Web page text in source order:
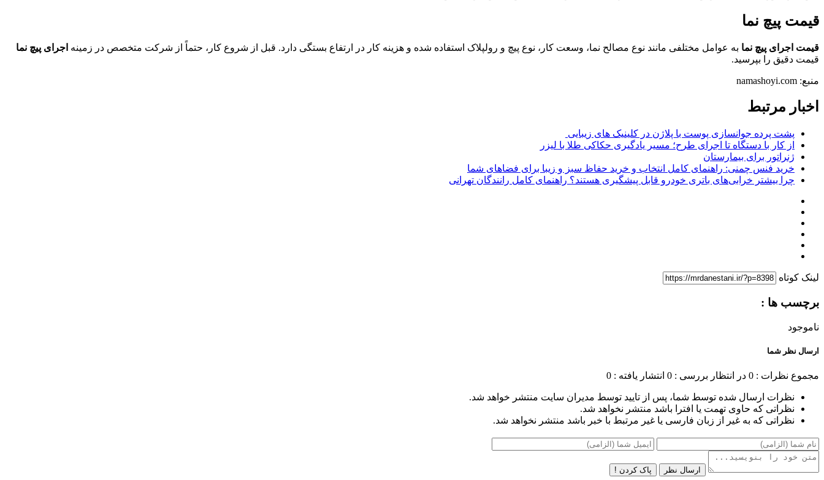
قیمت پیچ نما
قیمت اجرای پیچ نما به عوامل مختلفی مانند نوع مصالح نما، وسعت کار، نوع پیچ و رولپلاک استفاده شده و هزینه کار در ارتفاع بستگی دارد. قبل از شروع کار، حتماً از شرکت متخصص در زمینه اجرای پیچ نما
قیمت دقیق را بپرسید.
منبع: namashoyi.com
اخبار مرتبط
پشت پرده جوانسازی پوست با پلاژن در کلینیک های زیبایی
از کار با دستگاه تا اجرای طرح؛ مسیر یادگیری حکاکی طلا با لیزر
ژنراتور برای بیمارستان
خرید فنس چمنی: راهنمای کامل انتخاب و خرید حفاظ سبز و زیبا برای فضاهای شما
چرا بیشتر خرابی‌های باتری خودرو قابل پیشگیری هستند؟ راهنمای کامل رانندگان تهرانی
لینک کوتاه
برچسب ها :
ناموجود
ارسال نظر شما
مجموع نظرات : 0 در انتظار بررسی : 0 انتشار یافته : 0
نظرات ارسال شده توسط شما، پس از تایید توسط مدیران سایت منتشر خواهد شد.
نظراتی که حاوی تهمت یا افترا باشد منتشر نخواهد شد.
نظراتی که به غیر از زبان فارسی یا غیر مرتبط با خبر باشد منتشر نخواهد شد.
ارسال نظر پاک کردن !